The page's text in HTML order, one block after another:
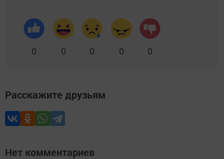
0 0 0 0 0
Расскажите друзьям
Нет комментариев